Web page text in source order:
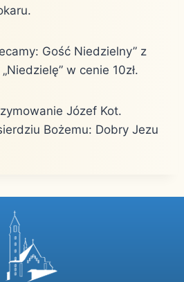
Gość Niedzielny” z
w cenie 10zł.
Józef Kot.
Bożemu: Dobry Jezu